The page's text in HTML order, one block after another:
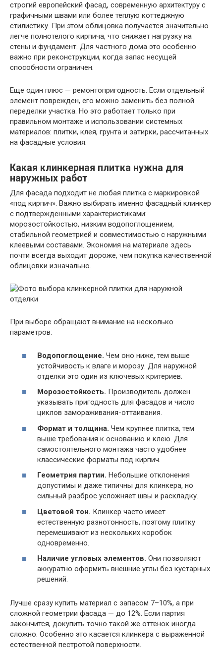
строгий европейский фасад, современную архитектуру с
графичными швами или более теплую коттеджную
стилистику. При этом облицовка получается значительно
легче полнотелого кирпича, что снижает нагрузку на
стены и фундамент. Для частного дома это особенно
важно при реконструкции, когда запас несущей
способности ограничен.
Еще один плюс — ремонтопригодность. Если отдельный
элемент поврежден, его можно заменить без полной
переделки участка. Но это работает только при
правильном монтаже и использовании системных
материалов: плитки, клея, грунта и затирки, рассчитанных
на фасадные условия.
Какая клинкерная плитка нужна для
наружных работ
Для фасада подходит не любая плитка с маркировкой
«под кирпич». Важно выбирать именно фасадный клинкер
с подтвержденными характеристиками:
морозостойкостью, низким водопоглощением,
стабильной геометрией и совместимостью с наружными
клеевыми составами. Экономия на материале здесь
почти всегда выходит дороже, чем покупка качественной
облицовки изначально.
При выборе обращают внимание на несколько
параметров:
Водопоглощение. Чем оно ниже, тем выше
устойчивость к влаге и морозу. Для наружной
отделки это один из ключевых критериев.
Морозостойкость. Производитель должен
указывать пригодность для фасадов и число
циклов замораживания-оттаивания.
Формат и толщина. Чем крупнее плитка, тем
выше требования к основанию и клею. Для
самостоятельного монтажа часто удобнее
классические форматы под кирпич.
Геометрия партии. Небольшие отклонения
допустимы и даже типичны для клинкера, но
сильный разброс усложняет швы и раскладку.
Цветовой тон. Клинкер часто имеет
естественную разнотонность, поэтому плитку
перемешивают из нескольких коробок
одновременно.
Наличие угловых элементов. Они позволяют
аккуратно оформить внешние углы без кустарных
решений.
Лучше сразу купить материал с запасом 7–10%, а при
сложной геометрии фасада — до 12%. Если партия
закончится, докупить точно такой же оттенок иногда
сложно. Особенно это касается клинкера с выраженной
естественной пестротой поверхности.